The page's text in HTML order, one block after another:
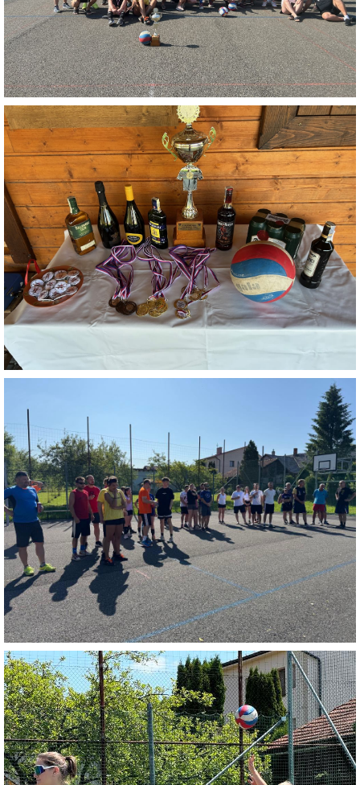
INTERNÍ SEKCE
KONTAKTY
© 2026 eStránky.cz